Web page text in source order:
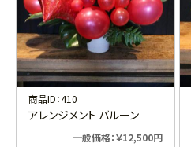
商品ID：410
アレンジメント バルーン
一般価格：￥12,500円